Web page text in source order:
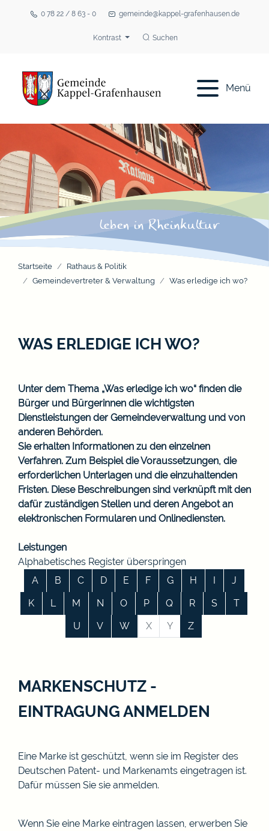
0 78 22 / 8 63 - 0 gemeinde@kappel-grafenhausen.de
Kontrast Suchen
Menü
Startseite
Rathaus & Politik
Gemeindevertreter & Verwaltung
Was erledige ich wo?
WAS ERLEDIGE ICH WO?
Unter dem Thema „Was erledige ich wo“ finden die
Bürger und Bürgerinnen die wichtigsten
Dienstleistungen der Gemeindeverwaltung und von
anderen Behörden.
Sie erhalten Informationen zu den einzelnen
Verfahren. Zum Beispiel die Voraussetzungen, die
erforderlichen Unterlagen und die einzuhaltenden
Fristen. Diese Beschreibungen sind verknüpft mit den
dafür zuständigen Stellen und deren Angebot an
elektronischen Formularen und Onlinediensten.
Leistungen
Alphabetisches Register überspringen
A
B C D E F G H I
J
K
L M N O P Q R S
T
U
V W X Y Z
MARKENSCHUTZ -
EINTRAGUNG ANMELDEN
Eine Marke ist geschützt, wenn sie im Register des
Deutschen Patent- und Markenamts eingetragen ist.
Dafür müssen Sie sie anmelden.
Wenn Sie eine Marke eintragen lassen, erwerben Sie